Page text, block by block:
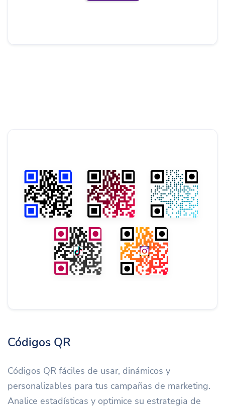
Códigos QR
Códigos QR fáciles de usar, dinámicos y
personalizables para tus campañas de marketing.
Analice estadísticas y optimice su estrategia de